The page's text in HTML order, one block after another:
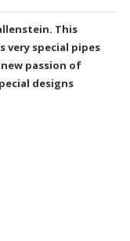
This
very special pipes
passion of
designs